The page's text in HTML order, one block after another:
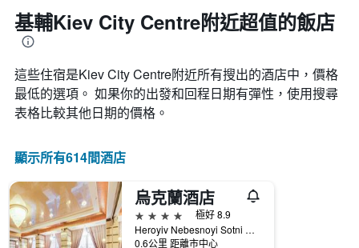
基輔Kiev City Centre附近超值的飯店
這些住宿是Kiev City Centre​附近所有搜出的酒店中，價格
最低的選項。 如果你的出發和回程日期有彈性，使用搜尋
表格比較其他日期的價格。
顯示所有614間酒店
烏克蘭酒店
4星級
極好 8.9
Heroyiv Nebesnoyi Sotni Alley, 4, 基輔, 烏克蘭
0.6公里 距離市中心